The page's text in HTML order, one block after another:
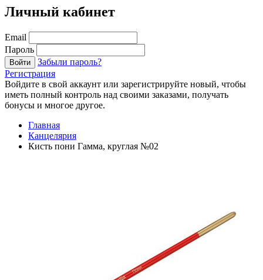
Личный кабинет
Email
Пароль
Войти
Забыли пароль?
Регистрация
Войдите в свой аккаунт или зарегистрируйте новый, чтобы
иметь полный контроль над своими заказами, получать
бонусы и многое другое.
Главная
Канцелярия
Кисть пони Гамма, круглая №02